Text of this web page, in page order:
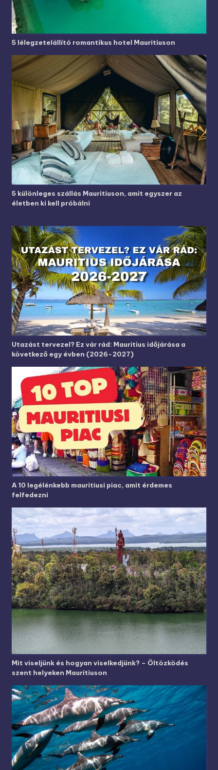
5 lélegzetelállító romantikus hotel Mauritiuson
5 különleges szállás Mauritiuson, amit egyszer az
életben ki kell próbálni
Utazást tervezel? Ez vár rád: Mauritius időjárása a
következő egy évben (2026-2027)
A 10 legélénkebb mauritiusi piac, amit érdemes
felfedezni
Mit viseljünk és hogyan viselkedjünk? – Öltözködés
szent helyeken Mauritiuson